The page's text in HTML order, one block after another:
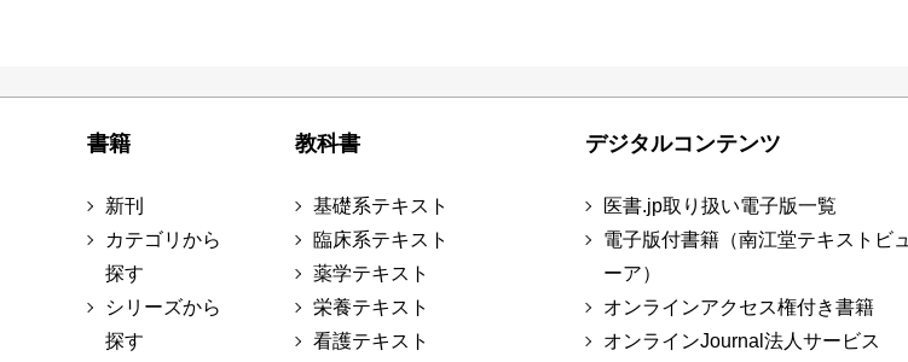
書籍
新刊
カテゴリから
探す
シリーズから
探す
教科書
基礎系テキスト
臨床系テキスト
薬学テキスト
栄養テキスト
看護テキスト
デジタルコンテンツ
医書.jp取り扱い電子版一覧
電子版付書籍（南江堂テキストビュ
ーア）
オンラインアクセス権付き書籍
オンラインJournal法人サービス